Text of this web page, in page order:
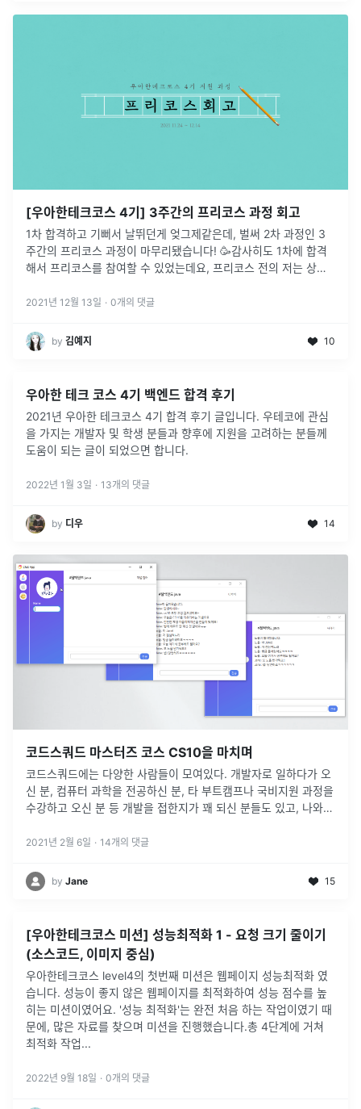
[우아한테크코스 4기] 3주간의 프리코스 과정 회고
1차 합격하고 기뻐서 날뛰던게 엊그제같은데, 벌써 2차 과정인 3
주간의 프리코스 과정이 마무리됐습니다! 🥳감사히도 1차에 합격
해서 프리코스를 참여할 수 있었는데요, 프리코스 전의 저는 상상
다. 선발 과정...
2021년 12월 13일 · 0개의 댓글
by 김예지 10
우아한 테크 코스 4기 백엔드 합격 후기
2021년 우아한 테크코스 4기 합격 후기 글입니다. 우테코에 관심
을 가지는 개발자 및 학생 분들과 향후에 지원을 고려하는 분들께
도움이 되는 글이 되었으면 합니다.
2022년 1월 3일 · 13개의 댓글
by 디우 14
코드스쿼드 마스터즈 코스 CS10을 마치며
코드스쿼드에는 다양한 사람들이 모여있다. 개발자로 일하다가 오
신 분, 컴퓨터 과학을 전공하신 분, 타 부트캠프나 국비지원 과정을
수강하고 오신 분 등 개발을 접한지가 꽤 되신 분들도 있고, 나와
으로 개발자...
2021년 2월 6일 · 14개의 댓글
by Jane 15
[우아한테크코스 미션] 성능최적화 1 - 요청 크기 줄이기
(소스코드, 이미지 중심)
우아한테크코스 level4의 첫번째 미션은 웹페이지 성능최적화 였
습니다. 성능이 좋지 않은 웹페이지를 최적화하여 성능 점수를 높
히는 미션이였어요. '성능 최적화'는 완전 처음 하는 작업이였기 때
문에, 많은 자료를 찾으며 미션을 진행했습니다.총 4단계에 거쳐
최적화 작업...
2022년 9월 18일 · 0개의 댓글